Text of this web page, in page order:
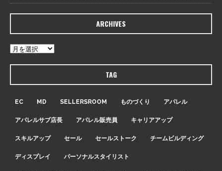
ARCHIVES
TAG
EC MD SELLERSROOM ものづくり アパレル
アパレルサブ店長 アパレル販売員 キャリアアップ
スキルアップ セール セールストーク チームビルディング
ディスプレイ パーソナルスタイリスト